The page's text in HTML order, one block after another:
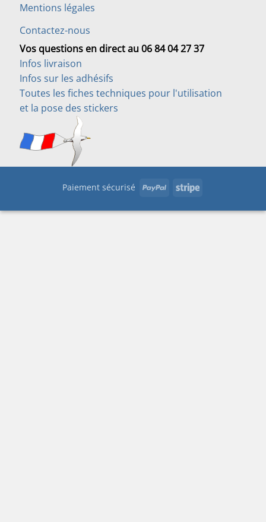
Mentions légales
Contactez-nous
Vos questions en direct au 06 84 04 27 37
Infos livraison
Infos sur les adhésifs
Toutes les fiches techniques pour l'utilisation
et la pose des stickers
Paiement sécurisé PayPal Stripe